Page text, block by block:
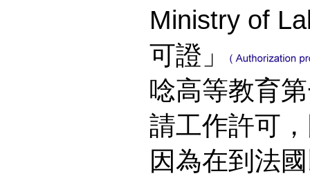
Ministry of
可證」
唸高等教育
請工作許可
因為在到法